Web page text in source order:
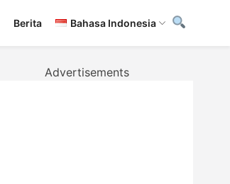
Berita Bahasa Indonesia
Advertisements